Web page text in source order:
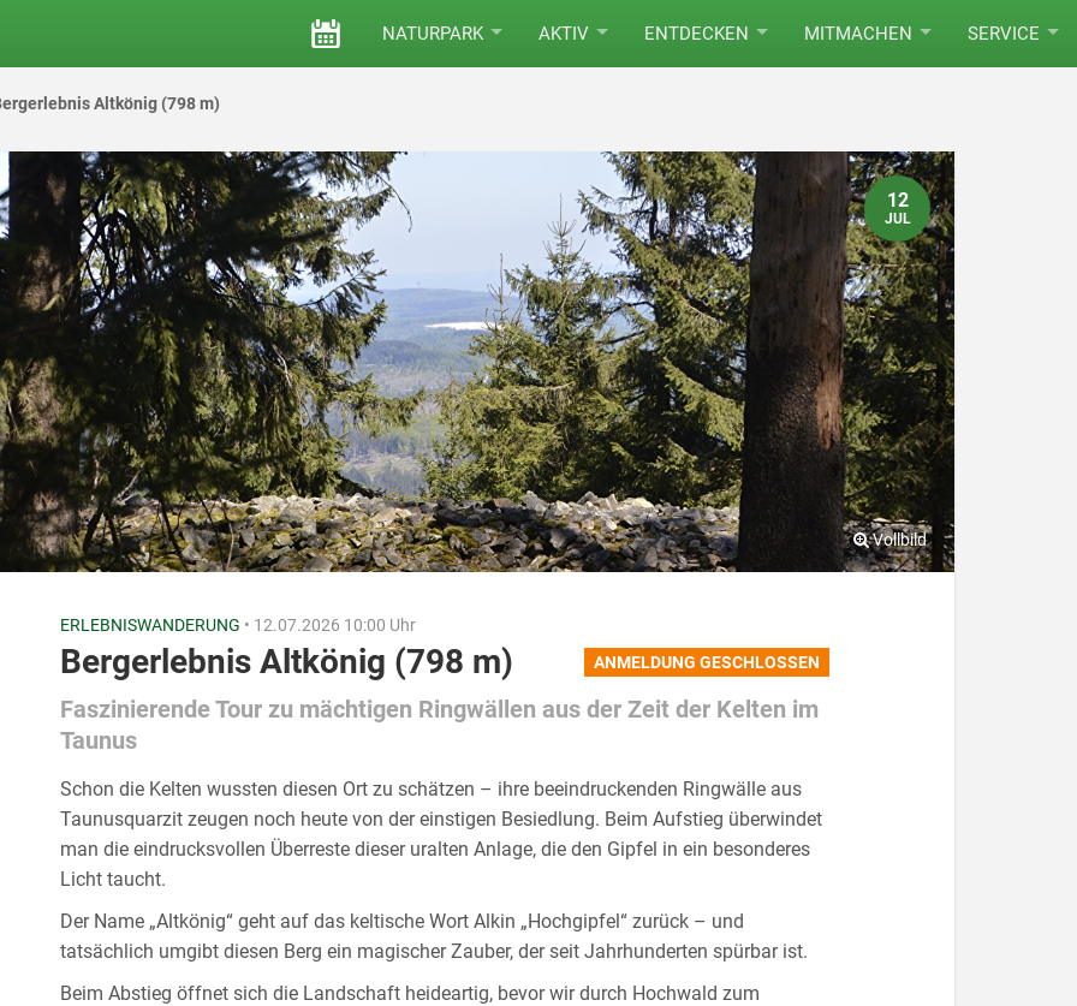
VERANSTALTUNGEN
NATURPARK AKTIV ENTDECKEN MITMACHEN SERVICE
Altkönig (798 m)
12
JUL
ERLEBNISWANDERUNG • 12.07.2026 10:00 Uhr
Bergerlebnis Altkönig (798 m) ANMELDUNG GESCHLOSSEN
Faszinierende Tour zu mächtigen Ringwällen aus der Zeit der Kelten im
Taunus
Schon die Kelten wussten diesen Ort zu schätzen – ihre beeindruckenden Ringwälle aus
Taunusquarzit zeugen noch heute von der einstigen Besiedlung. Beim Aufstieg überwindet
man die eindrucksvollen Überreste dieser uralten Anlage, die den Gipfel in ein besonderes
Licht taucht.
Der Name „Altkönig“ geht auf das keltische Wort Alkin „Hochgipfel“ zurück – und
tatsächlich umgibt diesen Berg ein magischer Zauber, der seit Jahrhunderten spürbar ist.
Beim Abstieg öffnet sich die Landschaft heideartig, bevor wir durch Hochwald zum